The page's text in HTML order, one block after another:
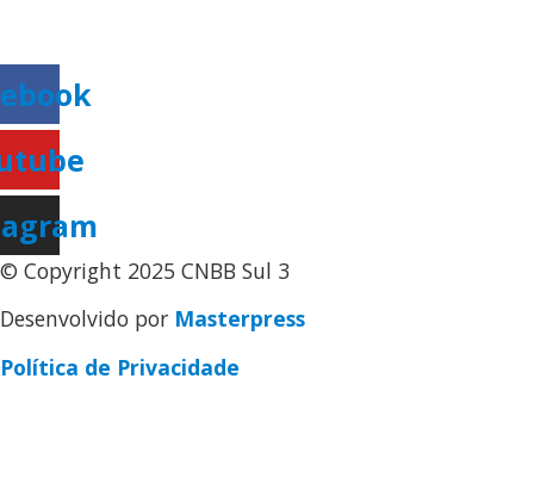
© Copyright 2025 CNBB Sul 3
Desenvolvido por Masterpress
Política de Privacidade